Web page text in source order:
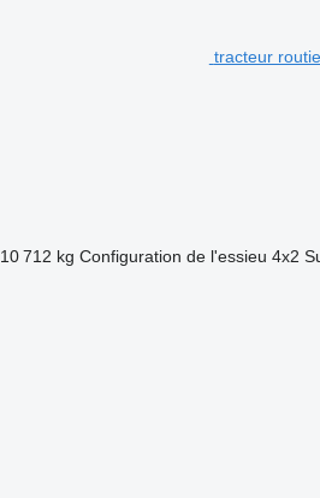
tracteur
10 712 kg Configuration de l'essieu 4x2